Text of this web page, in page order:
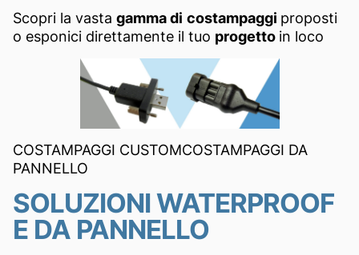
Scopri la vasta gamma di costampaggi proposti
o esponici direttamente il tuo progetto in loco
COSTAMPAGGI CUSTOMCOSTAMPAGGI DA
PANNELLO
SOLUZIONI WATERPROOF
E DA PANNELLO